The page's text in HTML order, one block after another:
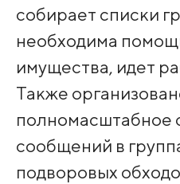
собирает списки
необходима
имущества, идет
Также
полномасштабное
сообщений в
подворовых